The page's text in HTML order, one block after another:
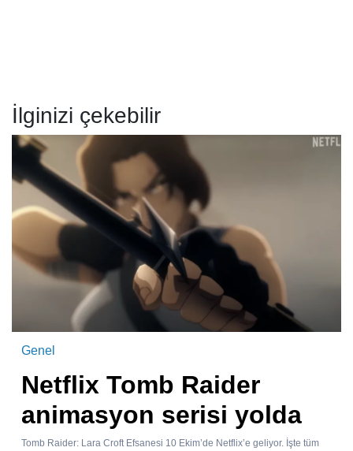
İlginizi çekebilir
Genel
Netflix Tomb Raider
animasyon serisi yolda
Tomb Raider: Lara Croft Efsanesi 10 Ekim’de Netflix’e geliyor. İşte tüm